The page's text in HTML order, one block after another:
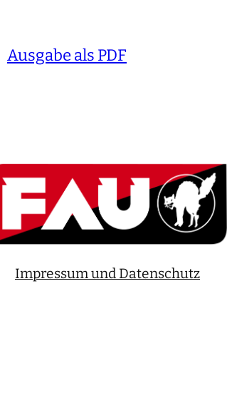
Ausgabe als PDF
Impressum und Datenschutz